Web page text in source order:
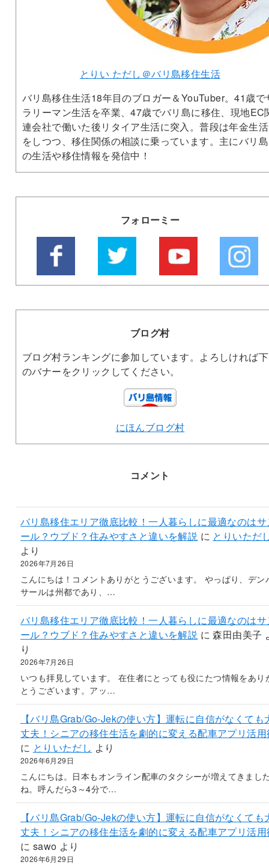
とりい ただし＠バリ島移住生活
バリ島移住生活18年目のブロガー＆YouTuber。41歳で
ラリーマン生活を卒業、47歳でバリ島に移住、現地EC
連会社で働いた後リタイア生活に突入。普段は年金生活
をしつつ、移住関係の相談に乗っています。主にバリ島
の生活や移住情報を発信中！
フォローミー
ブログ村
ブログ村ランキングに参加しています。よろしければ下
のバナーをクリックしてください。
にほんブログ村
コメント
バリ島移住エリア徹底比較！一人暮らしに最適なのはサ
ール？ウブド？住みやすさと違いを解説 に とりいただ
より
2026年7月26日
こんにちは！コメントありがとうございます。 やっぱり、デン
サールは州都であり、…
バリ島移住エリア徹底比較！一人暮らしに最適なのはサ
ール？ウブド？住みやすさと違いを解説 に森田由美子
り
2026年7月26日
いつも拝見しています。 在住者にとっても役にたつ情報をあり
とうございます。アッ…
【バリ島Grab/Go-Jekの使い方】運転に自信がなくても
丈夫！シニアの移住生活を劇的に変える配車アプリ活用
に とりいただし より
2026年6月29日
こんにちは。日本もオンライン配車のタクシーが増えてきまし
ね。呼んだら3～4分で…
【バリ島Grab/Go-Jekの使い方】運転に自信がなくても
丈夫！シニアの移住生活を劇的に変える配車アプリ活用
に sawo より
2026年6月29日